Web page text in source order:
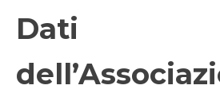
Dati